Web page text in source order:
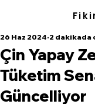
Çin Yapay
Tüketim
Güncelliyor
26 Haz 2024 2 dakikada